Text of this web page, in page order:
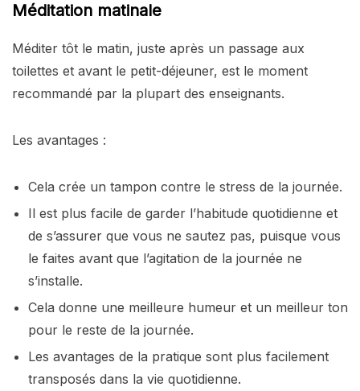
Méditation matinale
Méditer tôt le matin, juste après un passage aux
toilettes et avant le petit-déjeuner, est le moment
recommandé par la plupart des enseignants.
Les avantages :
Cela crée un tampon contre le stress de la journée.
Il est plus facile de garder l’habitude quotidienne et
de s’assurer que vous ne sautez pas, puisque vous
le faites avant que l’agitation de la journée ne
s’installe.
Cela donne une meilleure humeur et un meilleur ton
pour le reste de la journée.
Les avantages de la pratique sont plus facilement
transposés dans la vie quotidienne.